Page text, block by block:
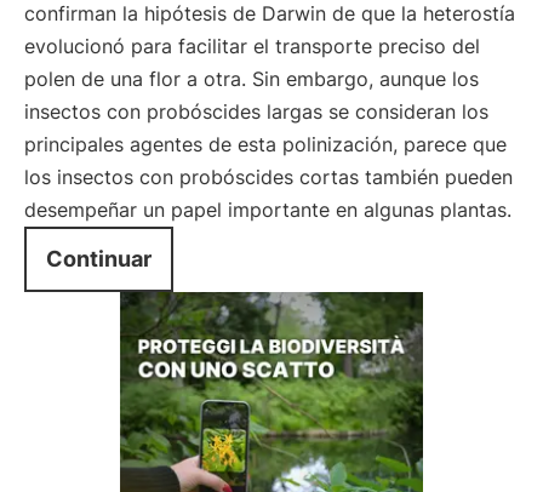
confirman la hipótesis de Darwin de que la heterostía
evolucionó para facilitar el transporte preciso del
polen de una flor a otra. Sin embargo, aunque los
insectos con probóscides largas se consideran los
principales agentes de esta polinización, parece que
los insectos con probóscides cortas también pueden
desempeñar un papel importante en algunas plantas.
Continuar